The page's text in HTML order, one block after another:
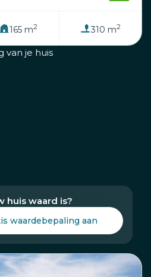
165 m2 310 m2
huis waard is?
waardebepaling aan